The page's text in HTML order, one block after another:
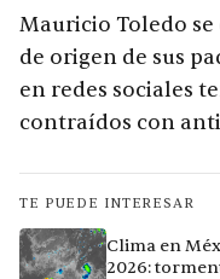
Mauricio Toledo
de origen de sus
en redes sociales
contraídos con
TE PUEDE INTERESAR
Clima en
2026: